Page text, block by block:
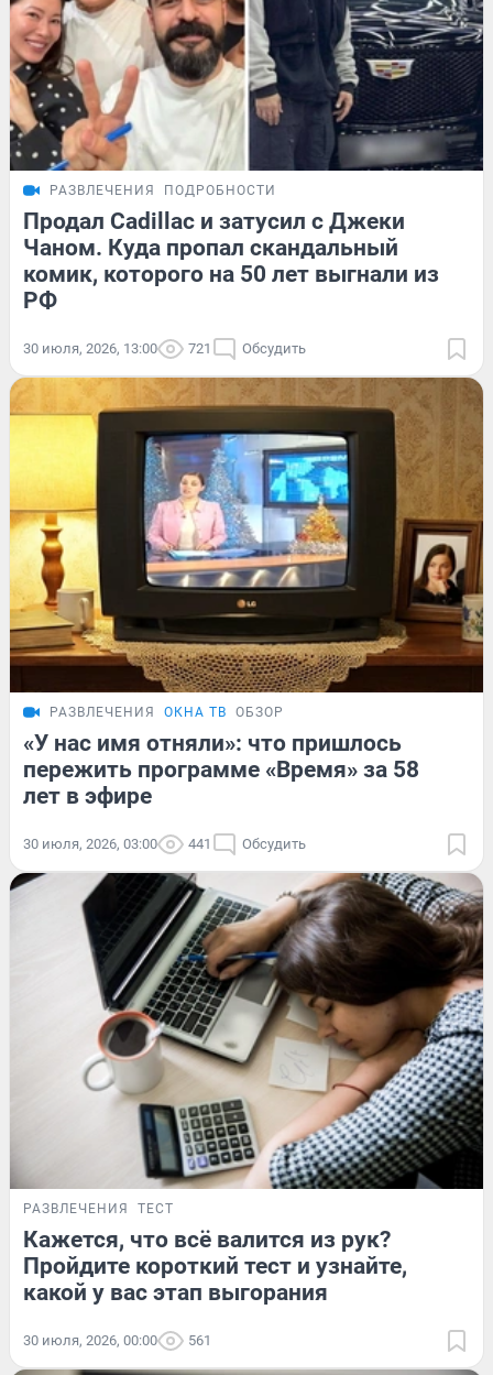
РАЗВЛЕЧЕНИЯ ПОДРОБНОСТИ
Продал Cadillac и затусил с Джеки
Чаном. Куда пропал скандальный
комик, которого на 50 лет выгнали из
РФ
30 июля, 2026, 13:00 721 Обсудить
РАЗВЛЕЧЕНИЯ ОКНА ТВ ОБЗОР
«У нас имя отняли»: что пришлось
пережить программе «Время» за 58
лет в эфире
30 июля, 2026, 03:00 441 Обсудить
РАЗВЛЕЧЕНИЯ ТЕСТ
Кажется, что всё валится из рук?
Пройдите короткий тест и узнайте,
какой у вас этап выгорания
30 июля, 2026, 00:00 561